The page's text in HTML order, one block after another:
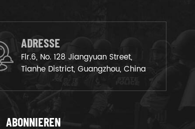
ADRESSE
Flr.6, No. 128 Jiangyuan Street,
Tianhe District, Guangzhou, China
ABONNIEREN